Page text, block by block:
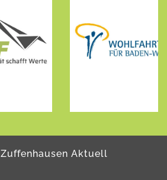
Zuffenhausen Aktuell